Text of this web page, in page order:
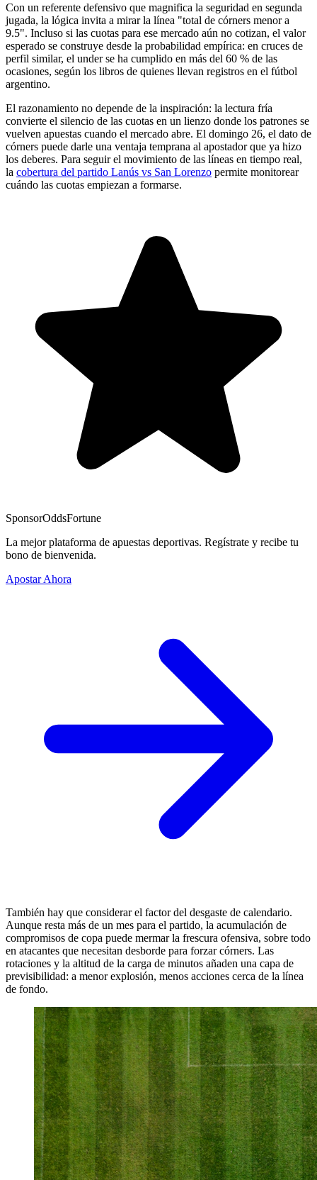
Con un referente defensivo que magnifica la seguridad en segunda
jugada, la lógica invita a mirar la línea "total de córners menor a
9.5". Incluso si las cuotas para ese mercado aún no cotizan, el valor
esperado se construye desde la probabilidad empírica: en cruces de
perfil similar, el under se ha cumplido en más del 60 % de las
ocasiones, según los libros de quienes llevan registros en el fútbol
argentino.
El razonamiento no depende de la inspiración: la lectura fría
convierte el silencio de las cuotas en un lienzo donde los patrones se
vuelven apuestas cuando el mercado abre. El domingo 26, el dato de
córners puede darle una ventaja temprana al apostador que ya hizo
los deberes. Para seguir el movimiento de las líneas en tiempo real,
la cobertura del partido Lanús vs San Lorenzo permite monitorear
cuándo las cuotas empiezan a formarse.
SponsorOddsFortune
La mejor plataforma de apuestas deportivas. Regístrate y recibe tu
bono de bienvenida.
Apostar Ahora
También hay que considerar el factor del desgaste de calendario.
Aunque resta más de un mes para el partido, la acumulación de
compromisos de copa puede mermar la frescura ofensiva, sobre todo
en atacantes que necesitan desborde para forzar córners. Las
rotaciones y la altitud de la carga de minutos añaden una capa de
previsibilidad: a menor explosión, menos acciones cerca de la línea
de fondo.